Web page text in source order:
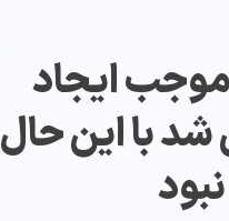
موجب ایجاد
با این حال